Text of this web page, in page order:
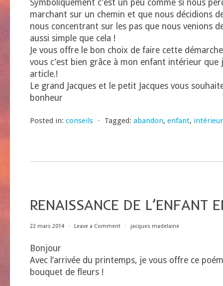
Symboliquement c’est un peu comme si nous
marchant sur un chemin et que nous décidions
nous concentrant sur les pas que nous venions
aussi simple que cela !
Je vous offre le bon choix de faire cette
vous c’est bien grâce à mon enfant intérieur que
article.!
Le grand Jacques et le petit Jacques vous
bonheur
Posted in: conseils ⋅ Tagged: abandon, enfant, intérieur
RENAISSANCE DE L’ENFANT
22 mars 2014 ⋅ Leave a Comment ⋅ jacques madelaine
Bonjour
Avec l’arrivée du printemps, je vous offre ce
bouquet de fleurs !